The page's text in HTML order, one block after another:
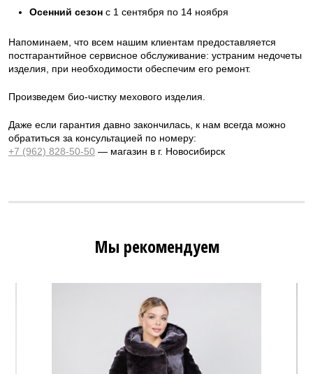
Осенний сезон с 1 сентября по 14 ноября
Напоминаем, что всем нашим клиентам предоставляется
постгарантийное сервисное обслуживание: устраним недочеты
изделия, при необходимости обеспечим его ремонт.
Произведем био-чистку мехового изделия.
Даже если гарантия давно закончилась, к нам всегда можно
обратиться за консультацией по номеру:
+7 (962) 828-50-50 — магазин в г. Новосибирск
Мы рекомендуем